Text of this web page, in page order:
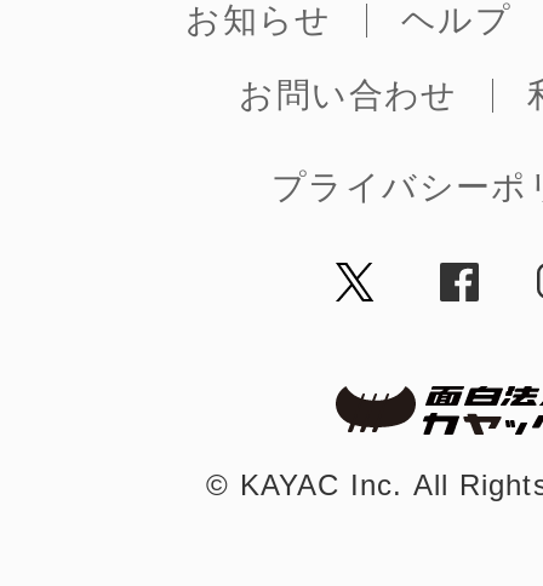
お知らせ
ヘルプ
お問い合わせ
プライバシーポ
©︎ KAYAC Inc. All